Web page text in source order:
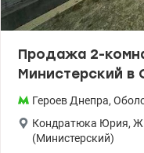
Продажа 2-
Министерский в
Героев Днепра,
Кондратюка Юрия,
(Министерский)